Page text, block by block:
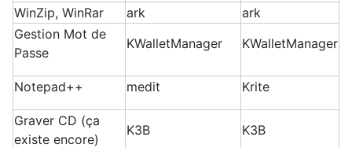
WinZip, WinRar
ark
ark
Gestion Mot de
Passe
KWalletManager KWalletManager
Notepad++ medit Krite
Graver CD (ça
existe encore)
K3B K3B